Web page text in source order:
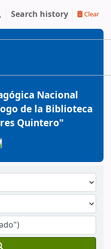
Search history Clear
Nacional
de la Biblioteca
Quintero"